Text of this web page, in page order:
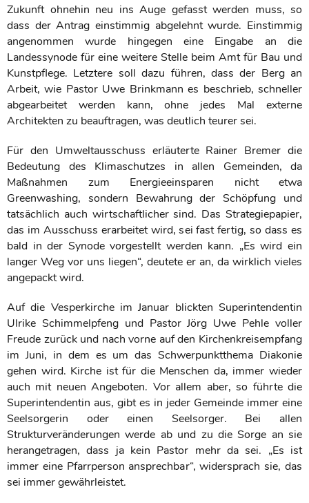
Zukunft ohnehin neu ins Auge gefasst werden muss, so
dass der Antrag einstimmig abgelehnt wurde. Einstimmig
angenommen wurde hingegen eine Eingabe an die
Landessynode für eine weitere Stelle beim Amt für Bau und
Kunstpflege. Letztere soll dazu führen, dass der Berg an
Arbeit, wie Pastor Uwe Brinkmann es beschrieb, schneller
abgearbeitet werden kann, ohne jedes Mal externe
Architekten zu beauftragen, was deutlich teurer sei.
Für den Umweltausschuss erläuterte Rainer Bremer die
Bedeutung des Klimaschutzes in allen Gemeinden, da
Maßnahmen zum Energieeinsparen nicht etwa
Greenwashing, sondern Bewahrung der Schöpfung und
tatsächlich auch wirtschaftlicher sind. Das Strategiepapier,
das im Ausschuss erarbeitet wird, sei fast fertig, so dass es
bald in der Synode vorgestellt werden kann. „Es wird ein
langer Weg vor uns liegen“, deutete er an, da wirklich vieles
angepackt wird.
Auf die Vesperkirche im Januar blickten Superintendentin
Ulrike Schimmelpfeng und Pastor Jörg Uwe Pehle voller
Freude zurück und nach vorne auf den Kirchenkreisempfang
im Juni, in dem es um das Schwerpunktthema Diakonie
gehen wird. Kirche ist für die Menschen da, immer wieder
auch mit neuen Angeboten. Vor allem aber, so führte die
Superintendentin aus, gibt es in jeder Gemeinde immer eine
Seelsorgerin oder einen Seelsorger. Bei allen
Strukturveränderungen werde ab und zu die Sorge an sie
herangetragen, dass ja kein Pastor mehr da sei. „Es ist
immer eine Pfarrperson ansprechbar“, widersprach sie, das
sei immer gewährleistet.